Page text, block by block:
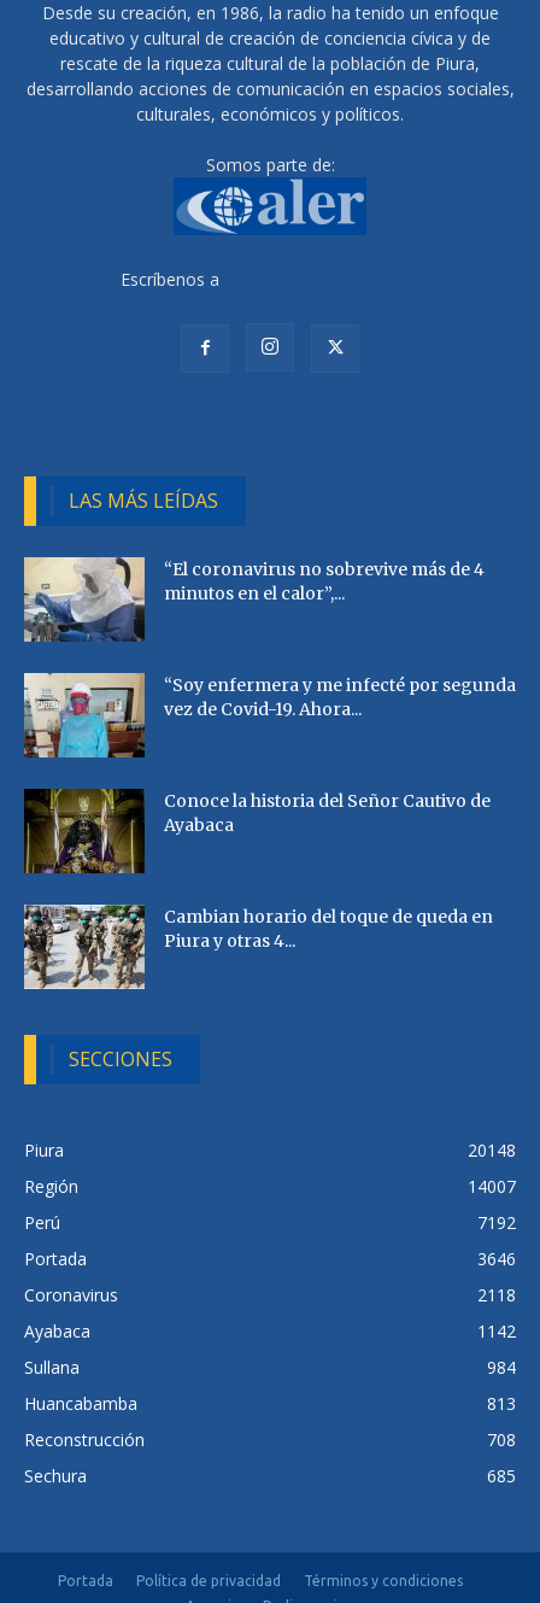
Desde su creación, en 1986, la radio ha tenido un enfoque
educativo y cultural de creación de conciencia cívica y de
rescate de la riqueza cultural de la población de Piura,
desarrollando acciones de comunicación en espacios sociales,
culturales, económicos y políticos.
Somos parte de:
Escríbenos a
LAS MÁS LEÍDAS
“El coronavirus no sobrevive más de 4
minutos en el calor”,...
“Soy enfermera y me infecté por segunda
vez de Covid-19. Ahora...
Conoce la historia del Señor Cautivo de
Ayabaca
Cambian horario del toque de queda en
Piura y otras 4...
SECCIONES
Piura
20148
Región
14007
Perú
7192
Portada
3646
Coronavirus
2118
Ayabaca
1142
Sullana
984
Huancabamba
813
Reconstrucción
708
Sechura
685
Portada Política de privacidad
Términos y condiciones